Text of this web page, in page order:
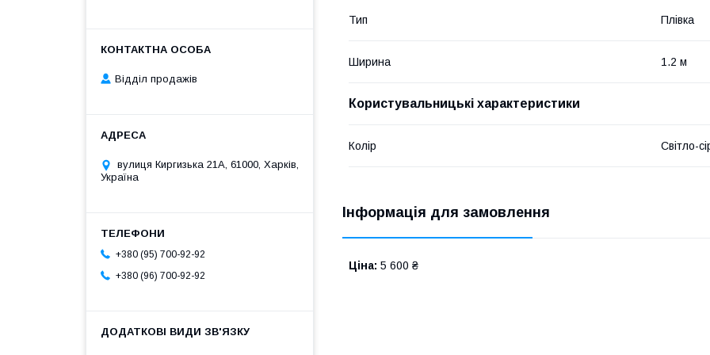
Тип Плівка
Ширина 1.2 м
Користувальницькі характеристики
Колір Світло-
Інформація для замовлення
Ціна: 5 600 ₴
Відділ продажів
вулиця Киргизька 21А, 61000, Харків,
Україна
+380 (95) 700-92-92
+380 (96) 700-92-92